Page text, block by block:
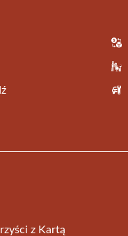
z Kartą